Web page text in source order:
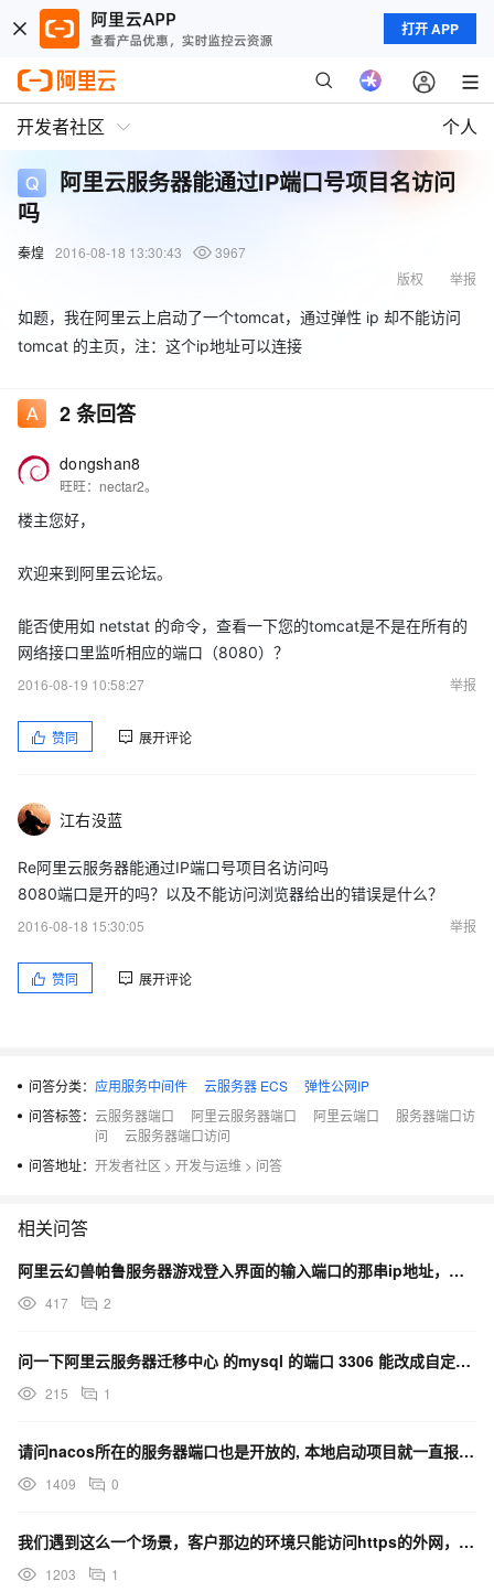
打开 APP
开发者社区 个人
阿里云服务器能通过IP端口号项目名访问
吗
秦煌 2016-08-18 13:30:43
3967
举报
版权
如题，我在阿里云上启动了一个tomcat，通过弹性 ip 却不能访问
tomcat 的主页，注：这个ip地址可以连接
2条回答
dongshan8
旺旺：nectar2。
楼主您好，
欢迎来到阿里云论坛。
能否使用如 netstat 的命令，查看一下您的tomcat是不是在所有的
网络接口里监听相应的端口（8080）？
2016-08-19 10:58:27
举报
赞同 展开评论
江右没蓝
Re阿里云服务器能通过IP端口号项目名访问吗
8080端口是开的吗？以及不能访问浏览器给出的错误是什么？
2016-08-18 15:30:05
举报
赞同 展开评论
问答分类： 应用服务中间件 云服务器 ECS
弹性公网IP
问答标签： 云服务器端口 阿里云服务器端口 阿里云端口
服务器端口访
问
云服务器端口访问
问答地址： 开发者社区 > 开发与运维 > 问答
相关问答
阿里云幻兽帕鲁服务器游戏登入界面的输入端口的那串ip地址，能不能改？
417 2
问一下阿里云服务器迁移中心 的mysql 的端口 3306 能改成自定义吗？
215 1
请问nacos所在的服务器端口也是开放的, 本地启动项目就一直报这个错误，要怎么解决呢？
1409 0
我们遇到这么一个场景，客户那边的环境只能访问https的外网，现在想在服务器上装arms，安装时安装
1203 1